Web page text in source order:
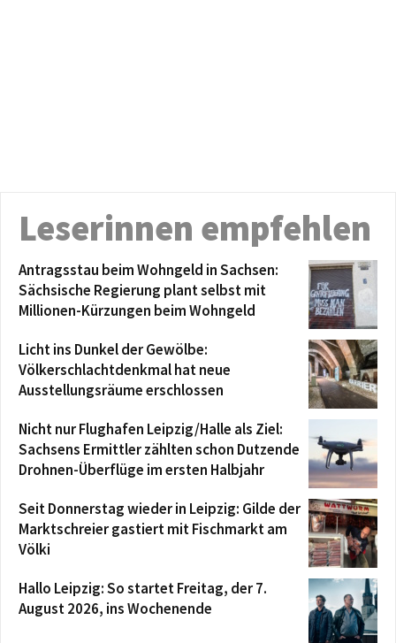
Leserinnen empfehlen
Antragsstau beim Wohngeld in Sachsen:
Sächsische Regierung plant selbst mit
Millionen-Kürzungen beim Wohngeld
Licht ins Dunkel der Gewölbe:
Völkerschlachtdenkmal hat neue
Ausstellungsräume erschlossen
Nicht nur Flughafen Leipzig/Halle als Ziel:
Sachsens Ermittler zählten schon Dutzende
Drohnen-Überflüge im ersten Halbjahr
Seit Donnerstag wieder in Leipzig: Gilde der
Marktschreier gastiert mit Fischmarkt am
Völki
Hallo Leipzig: So startet Freitag, der 7.
August 2026, ins Wochenende